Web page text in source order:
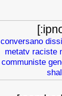
conversano
metatv raciste
communiste